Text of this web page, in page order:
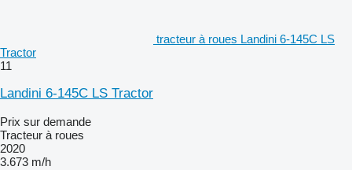
tracteur à roues Landini 6-145C LS
Tractor
11
Landini 6-145C LS Tractor
Prix sur demande
Tracteur à roues
2020
3.673 m/h